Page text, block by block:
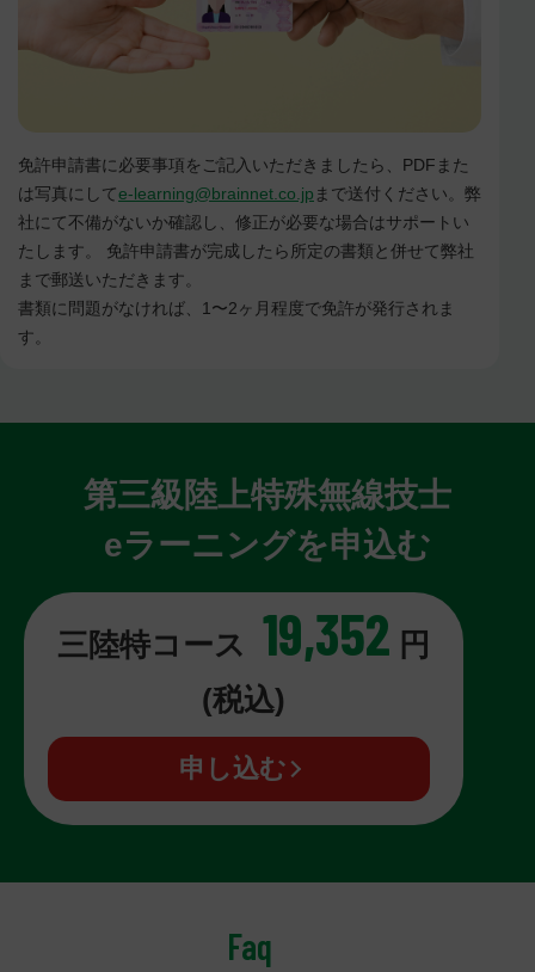
免許申請書に必要事項をご記入いただきましたら、PDFまた
は写真にしてe-learning@brainnet.co.jp まで送付ください。弊
社にて不備がないか確認し、修正が必要な場合はサポートい
たします。 免許申請書が完成したら所定の書類と併せて弊社
まで郵送いただきます。
書類に問題がなければ、1〜2ヶ月程度で免許が発行されま
す。
第三級陸上特殊無線技士
eラーニングを申込む
三陸特コース 19,352 円
(税込)
申し込む
Faq